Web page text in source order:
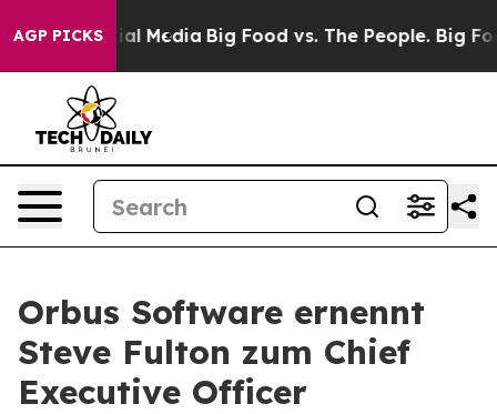
AGP PICKS
on Social Media Big Food vs. The People. Big
Orbus Software ernennt
Steve Fulton zum Chief
Executive Officer